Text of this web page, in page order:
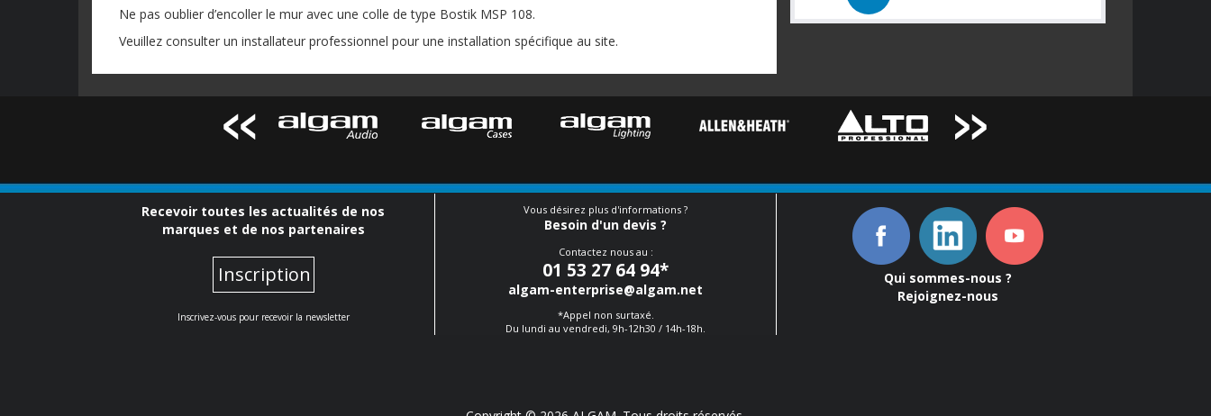
Ne pas oublier d’encoller le mur avec une colle de type Bostik MSP 108.
Veuillez consulter un installateur professionnel pour une installation spécifique au site.
Recevoir toutes les actualités de nos
marques et de nos partenaires
Inscription
Inscrivez-vous pour recevoir la newsletter
Vous désirez plus d'informations ?
Besoin d'un devis ?
Contactez nous au :
01 53 27 64 94*
algam-enterprise@algam.net
*Appel non surtaxé.
Du lundi au vendredi, 9h-12h30 / 14h-18h.
Qui sommes-nous ?
Rejoignez-nous